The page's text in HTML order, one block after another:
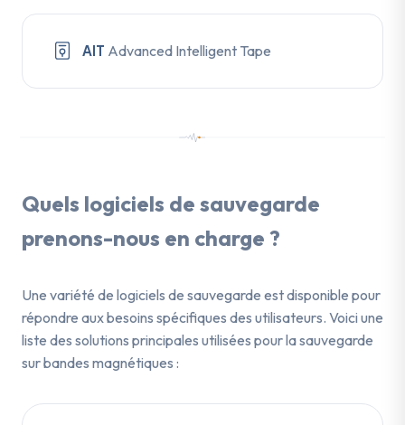
AIT Advanced Intelligent Tape
Quels logiciels de sauvegarde
prenons-nous en charge ?
Une variété de logiciels de sauvegarde est disponible pour
répondre aux besoins spécifiques des utilisateurs. Voici une
liste des solutions principales utilisées pour la sauvegarde
sur bandes magnétiques :